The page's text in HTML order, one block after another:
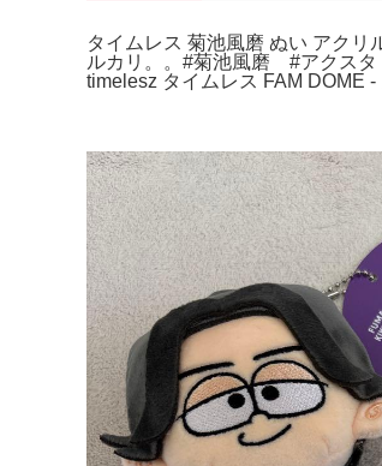
タイムレス 菊池風磨 ぬい アクリ
ルカリ。。#菊池風磨 #アクス
timelesz タイムレス FAM DOME -